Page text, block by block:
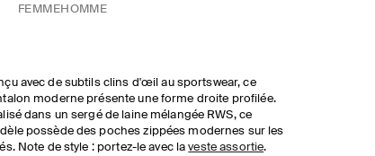
FEMMEHOMME
avec de subtils clins d'œil au sportswear, ce
moderne présente une forme droite profilée.
dans un sergé de laine mélangée RWS, ce
possède des poches zippées modernes sur les
Note de style : portez-le avec laveste assortie.